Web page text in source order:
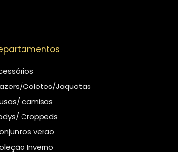
Coletes/Jaquetas
camisas
Croppeds
verão
Inverno